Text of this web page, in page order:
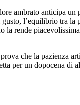
ambrato anticipa un
l’equilibrio tra la
la rende
che la pazienza
per un dopocena di